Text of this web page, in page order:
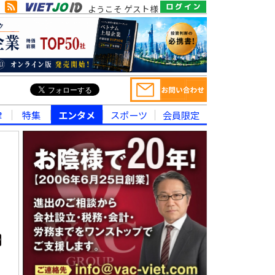
ようこそ ゲスト様
特集 エンタメ スポーツ 会員限定